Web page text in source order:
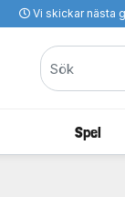
Vi skickar nästa
Spel